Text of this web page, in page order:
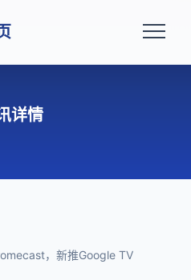
详情
，新推Google TV